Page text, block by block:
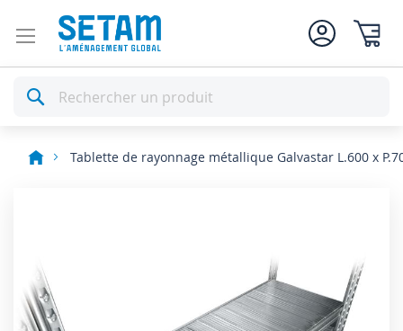
Rechercher
Tablette de rayonnage métallique Galvastar L.600 x
the
images
gallery